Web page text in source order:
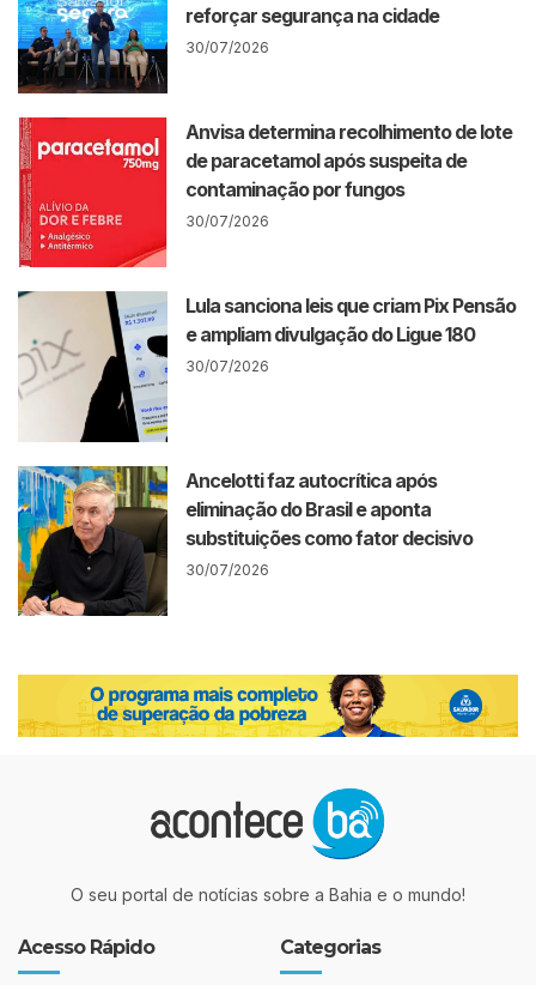
reforçar segurança na cidade
30/07/2026
Anvisa determina recolhimento de lote
de paracetamol após suspeita de
contaminação por fungos
30/07/2026
Lula sanciona leis que criam Pix Pensão
e ampliam divulgação do Ligue 180
30/07/2026
Ancelotti faz autocrítica após
eliminação do Brasil e aponta
substituições como fator decisivo
30/07/2026
O seu portal de notícias sobre a Bahia e o mundo!
Acesso Rápido Categorias